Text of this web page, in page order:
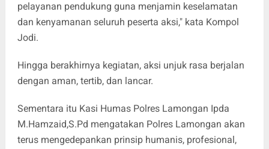
pelayanan pendukung guna menjamin keselamatan
dan kenyamanan seluruh peserta aksi," kata Kompol
Jodi.
Hingga berakhirnya kegiatan, aksi unjuk rasa berjalan
dengan aman, tertib, dan lancar.
Sementara itu Kasi Humas Polres Lamongan Ipda
M.Hamzaid,S.Pd mengatakan Polres Lamongan akan
terus mengedepankan prinsip humanis, profesional,